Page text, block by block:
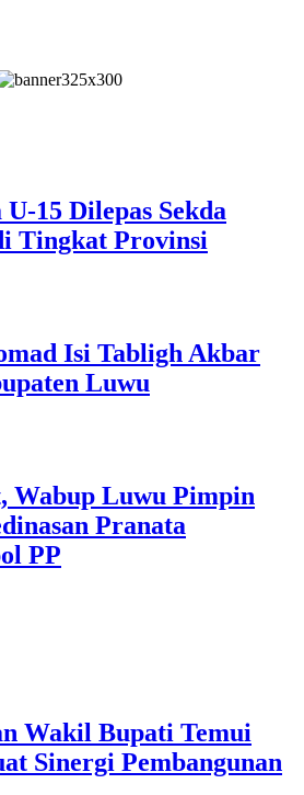
15 Dilepas Sekda
Tingkat Provinsi
Isi Tabligh Akbar
Luwu
Wabup Luwu Pimpin
Pranata
PP
Wakil Bupati Temui
Sinergi Pembangunan